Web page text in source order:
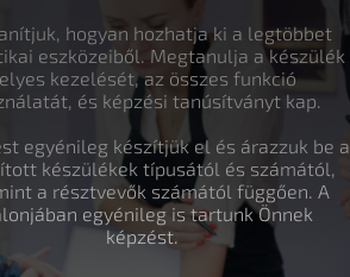
hogyan hozhatja ki a legtöbbet
eszközeiből. Megtanulja a készülék
kezelését, az összes funkció
és képzési tanúsítványt kap.
egyénileg készítjük el és árazzuk be a
készülékek típusától és számától,
a résztvevők számától függően. A
egyénileg is tartunk Önnek
képzést.